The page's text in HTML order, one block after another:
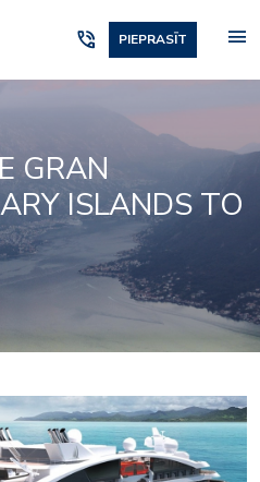
phone_in_talk PIEPRASĪT menu
GRAN
ISLANDS TO
Le Dumont D’urville